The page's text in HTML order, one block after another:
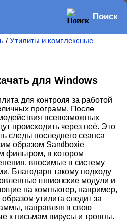
Поиск
/ Утилиты и комплексные
для Windows
для контроля за работой
программ. После
всевозможных
происходить через неё. Это
следы последнего сеанса
образом Sandboxie
фильтром, в котором
вносимые в систему
Благодаря такому подходу
шпионские модули и
на компьютер, например,
утилита следит за
направляя в свою
к письмам вирусы и трояны.